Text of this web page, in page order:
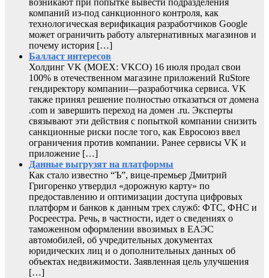
возникают при попытке вывести подразделения
компаний из-под санкционного контроля, как
технологическая верификация разработчиков Google
может ограничить работу альтернативных магазинов и
почему история […]
Балласт интересов
Холдинг VK (MOEX: VKCO) 16 июля продал свои
100% в отечественном магазине приложений RuStore
гендиректору компании—разработчика сервиса. VK
также принял решение полностью отказаться от домена
.com и завершить переход на домен .ru. Эксперты
связывают эти действия с попыткой компании снизить
санкционные риски после того, как Евросоюз ввел
ограничения против компании. Ранее сервисы VK и
приложение […]
Данные выгрузят на платформы
Как стало известно “Ъ”, вице-премьер Дмитрий
Григоренко утвердил «дорожную карту» по
предоставлению и оптимизации доступа цифровых
платформ и банков к данным трех служб: ФТС, ФНС и
Росреестра. Речь, в частности, идет о сведениях о
таможенном оформлении ввозимых в ЕАЭС
автомобилей, об учредительных документах
юридических лиц и о дополнительных данных об
объектах недвижимости. Заявленная цель улучшения
[…]